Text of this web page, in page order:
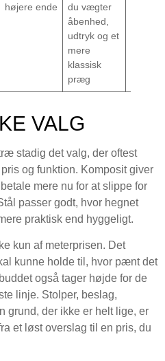
højere ende
du vægter
åbenhed,
udtryk og et
mere
klassisk
præg
VALG
stadig det valg, der oftest
og funktion. Komposit giver
mere nu for at slippe for
passer godt, hvor hegnet
praktisk end hyggeligt.
kun af meterprisen. Det
kunne holde til, hvor pænt det
også tager højde for de
linje. Stolper, beslag,
grund, der ikke er helt lige, er
et løst overslag til en pris, du